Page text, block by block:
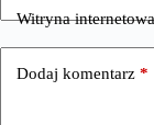
Witryna internetowa
Dodaj komentarz *